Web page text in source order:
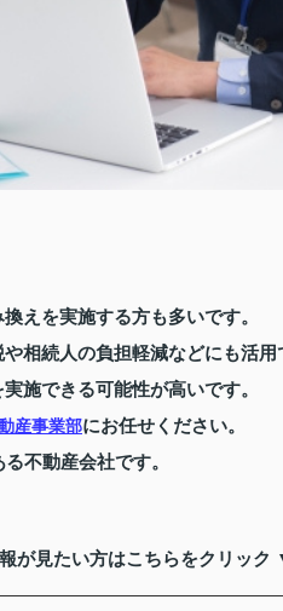
えを実施する方も多いです。
相続人の負担軽減などにも活用
施できる可能性が高いです。
産事業部にお任せください。
不動産会社です。
が見たい方はこちらをクリック